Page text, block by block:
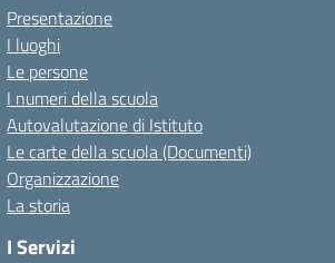
Presentazione
I luoghi
Le persone
I numeri della scuola
Autovalutazione di Istituto
Le carte della scuola (Documenti)
Organizzazione
La storia
I Servizi